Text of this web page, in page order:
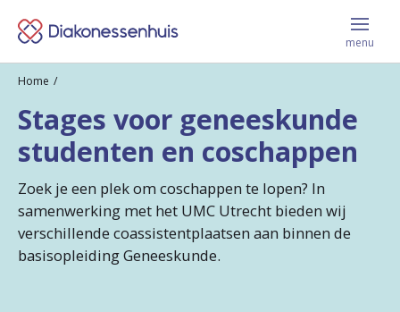
Keer
terug
de
homepage
Menu
menu
Leer ons kennen
Jij krijgt bij ons
Home
Stages voor geneeskunde
studenten en coschappen
Zoek je een plek om coschappen te lopen? In
samenwerking met het UMC Utrecht bieden wij
verschillende coassistentplaatsen aan binnen de
basisopleiding Geneeskunde.